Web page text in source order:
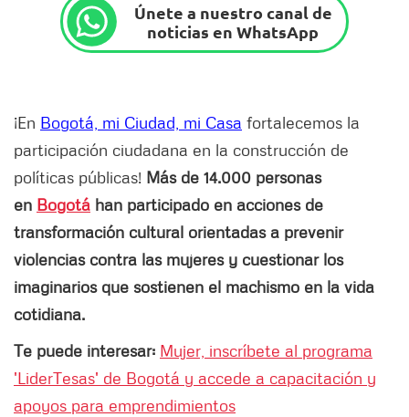
Únete a nuestro canal de
noticias en WhatsApp
¡En Bogotá, mi Ciudad, mi Casa fortalecemos la
participación ciudadana en la construcción de
políticas públicas! Más de 14.000 personas
en Bogotá han participado en acciones de
transformación cultural orientadas a prevenir
violencias contra las mujeres y cuestionar los
imaginarios que sostienen el machismo en la vida
cotidiana.
Te puede interesar: Mujer, inscríbete al programa
'LiderTesas' de Bogotá y accede a capacitación y
apoyos para emprendimientos